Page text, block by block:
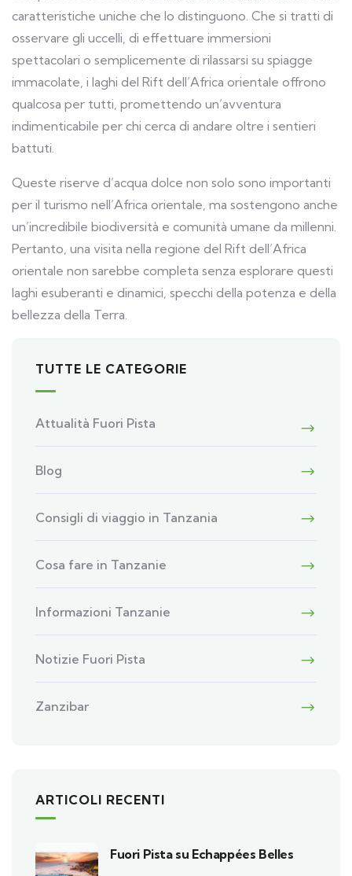
caratteristiche uniche che lo distinguono. Che si tratti di
osservare gli uccelli, di effettuare immersioni
spettacolari o semplicemente di rilassarsi su spiagge
immacolate, i laghi del Rift dell’Africa orientale offrono
qualcosa per tutti, promettendo un’avventura
indimenticabile per chi cerca di andare oltre i sentieri
battuti.
Queste riserve d’acqua dolce non solo sono importanti
per il turismo nell’Africa orientale, ma sostengono anche
un’incredibile biodiversità e comunità umane da millenni.
Pertanto, una visita nella regione del Rift dell’Africa
orientale non sarebbe completa senza esplorare questi
laghi esuberanti e dinamici, specchi della potenza e della
bellezza della Terra.
TUTTE LE CATEGORIE
Attualità Fuori Pista
Blog
Consigli di viaggio in Tanzania
Cosa fare in Tanzanie
Informazioni Tanzanie
Notizie Fuori Pista
Zanzibar
ARTICOLI RECENTI
Fuori Pista su Echappées Belles